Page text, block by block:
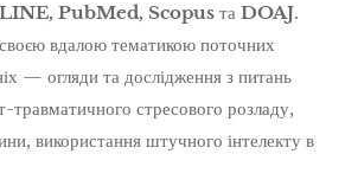
PubMed, Scopus та DOAJ.
вдалою тематикою поточних
— огляди та дослідження з питань
травматичного стресового розладу,
використання штучного інтелекту в